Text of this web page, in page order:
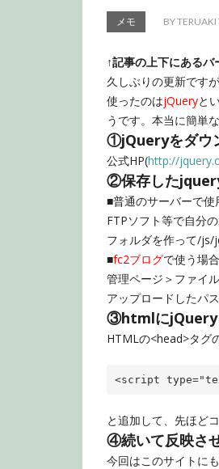
メモ BY
↑記事の上下にある
久しぶりの更新です
使ったのはjQueryと
うです。本当に簡単
①jQueryをダウ
公式HP(http://
②保存した
■普通のサーバーで使
FTPソフト等で自分
フォルダを作って/js/
■fc2ブログで使う場合
管理ページ＞ファイ
アップロードしたパ
③htmlにjQuery
HTMLの<head>タグ
<script type
と追加して、先ほど
④続いて反映さ
今回はこのサイトに